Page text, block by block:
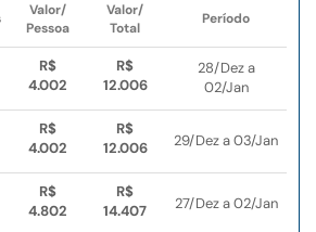
Valor/
Pessoa
Valor/
Total
Período
R$
4.002
R$
12.006
28/Dez a
02/Jan
R$
4.002
R$
12.006
29/Dez a 03/Jan
R$
4.802
R$
14.407
27/Dez a 02/Jan